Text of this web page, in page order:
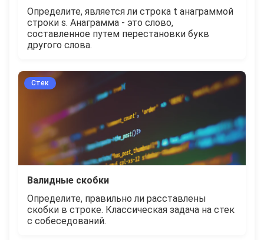
Определите, является ли строка t анаграммой
строки s. Анаграмма - это слово,
составленное путем перестановки букв
другого слова.
Стек
Валидные скобки
Определите, правильно ли расставлены
скобки в строке. Классическая задача на стек
с собеседований.